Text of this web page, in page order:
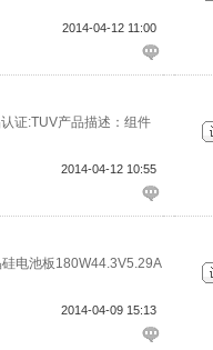
2014-04-12 11:00
证:TUV产品描述：组件
2014-04-12 10:55
电池板180W44.3V5.29A
2014-04-09 15:13